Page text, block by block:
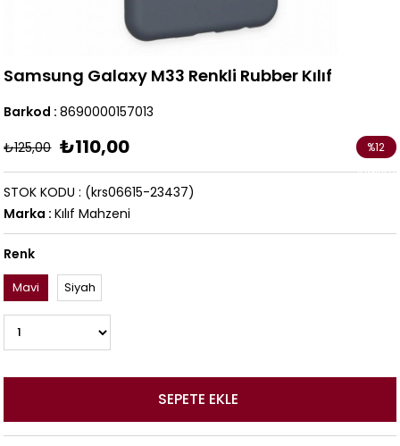
Samsung Galaxy M33 Renkli Rubber Kılıf
Barkod : 8690000157013
₺125,00 ₺110,00 %12
İndirim
(krs06615-23437)
STOK KODU
Marka : Kılıf Mahzeni
Renk
Mavi Siyah